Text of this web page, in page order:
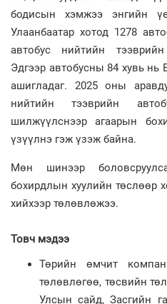
бодисын хэмжээ энгийн
Улаанбаатар хотод 1278
автобус нийтийн
Эдгээр автобусны 84 хувь нь
ашигладаг. 2025 оны
нийтийн тээврийн
шилжүүлснээр агаарын
үзүүлнэ гэж үзэж байна.
Мөн шинээр
бохирдлын хуулийн төслөөр
хийхээр төлөвлөжээ.
Товч мэдээ
Төрийн өмчит
төлөвлөгөө, төсвийн
Улсын сайд, Засгийн